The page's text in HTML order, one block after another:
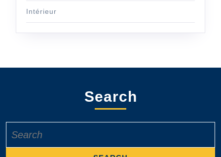
Intérieur
Search
for: